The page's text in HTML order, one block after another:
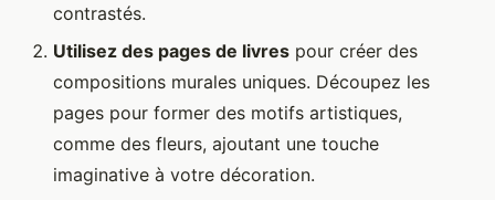
contrastés.
Utilisez des pages de livres pour créer des
compositions murales uniques. Découpez les
pages pour former des motifs artistiques,
comme des fleurs, ajoutant une touche
imaginative à votre décoration.